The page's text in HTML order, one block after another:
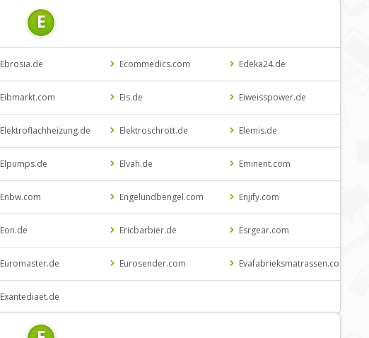
E
Ebrosia.de Ecommedics.com Edeka24.de
Eibmarkt.com Eis.de Eiweisspower.de
Elektroflachheizung.de Elektroschrott.de Elemis.de
Elpumps.de Elvah.de Eminent.com
Enbw.com Engelundbengel.com Enjify.com
Eon.de Ericbarbier.de Esrgear.com
Euromaster.de Eurosender.com Evafabrieksmatrassen.com
Exantediaet.de